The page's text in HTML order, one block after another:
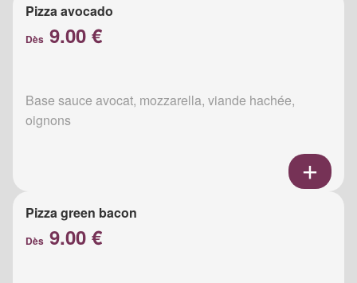
Pizza avocado
Dès 9.00 €
Base sauce avocat, mozzarella, viande hachée,
oignons
Pizza green bacon
Dès 9.00 €